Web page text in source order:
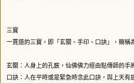
三寶
一貫道的三寶，即「玄關、手印、口訣」，簡稱
玄關：人身上的孔竅，仙佛佛力經由點傳師的手
口訣：人在平時或是緊急時念此口訣，與上天有